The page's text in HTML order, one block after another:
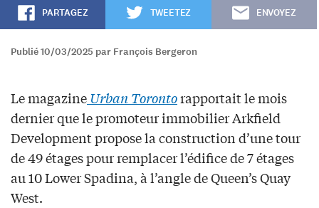
PARTAGEZ TWEETEZ ENVOYEZ
Publié 10/03/2025 par François Bergeron
Le magazineUrban Torontorapportait le mois
dernier que le promoteur immobilier Arkfield
Development propose la construction d’une tour
de 49 étages pour remplacer l’édifice de 7 étages
au 10 Lower Spadina, à l’angle de Queen’s Quay
West.